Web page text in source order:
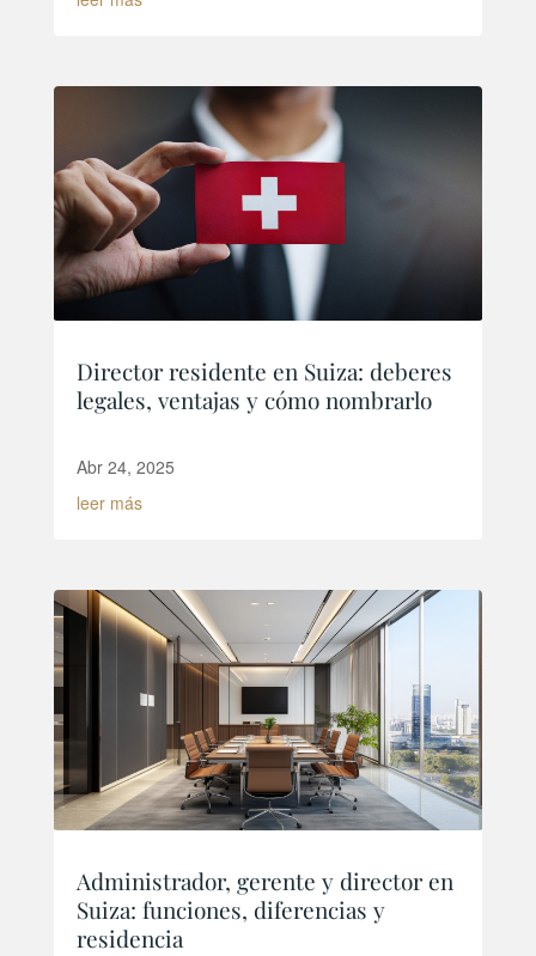
Director residente en Suiza: deberes
legales, ventajas y cómo nombrarlo
Abr 24, 2025
leer más
Administrador, gerente y director en
Suiza: funciones, diferencias y
residencia